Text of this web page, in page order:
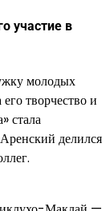
участие в
молодых
творчество и
стала
делился